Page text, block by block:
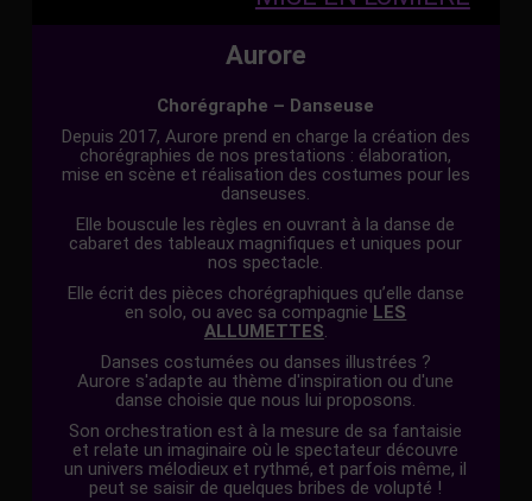
Aurore
Chorégraphe – Danseuse
Depuis 2017, Aurore prend en charge la création des
chorégraphies de nos prestations : élaboration,
mise en scène et réalisation des costumes pour les
danseuses.
Elle bouscule les règles en ouvrant à la danse de
cabaret des tableaux magnifiques et uniques pour
nos spectacle.
Elle écrit des pièces chorégraphiques qu’elle danse
en solo, ou avec sa compagnie LES
ALLUMETTES.
Danses costumées ou danses illustrées ?
Aurore s'adapte au thème d'inspiration ou d'une
danse choisie que nous lui proposons.
Son orchestration est à la mesure de sa fantaisie
et relate un imaginaire où le spectateur découvre
un univers mélodieux et rythmé, et parfois même, il
peut se saisir de quelques bribes de volupté !